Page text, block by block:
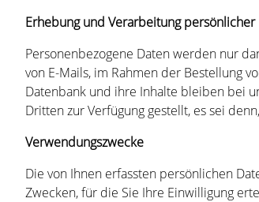
Erhebung und Verarbeitung persönlicher
Personenbezogene Daten werden nur
von E-Mails, im Rahmen der Bestellung
Datenbank und ihre Inhalte bleiben bei
Dritten zur Verfügung gestellt, es sei
Verwendungszwecke
Die von Ihnen erfassten persönlichen
Zwecken, für die Sie Ihre Einwilligung